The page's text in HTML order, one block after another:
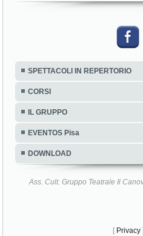
SPETTACOLI IN REPERTORIO
CORSI
IL GRUPPO
EVENTOS Pisa
DOWNLOAD
Ass. Cult. Gruppo Teatrale Il
[ Privacy ]